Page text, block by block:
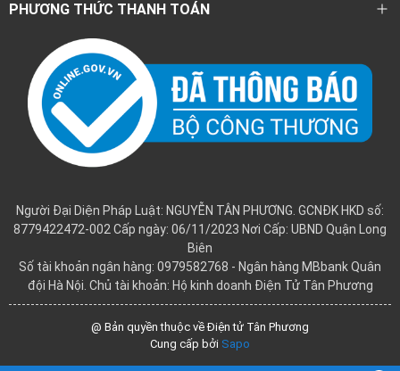
PHƯƠNG THỨC THANH TOÁN
Người Đại Diện Pháp Luật: NGUYỄN TÂN PHƯƠNG. GCNĐK HKD số:
8779422472-002 Cấp ngày: 06/11/2023 Nơi Cấp: UBND Quận Long
Biên
Số tài khoản ngân hàng: 0979582768 - Ngân hàng MBbank Quân
đội Hà Nội. Chủ tài khoản: Hộ kinh doanh Điện Tử Tân Phương
@ Bản quyền thuộc về Điện tử Tân Phương
Cung cấp bởi Sapo